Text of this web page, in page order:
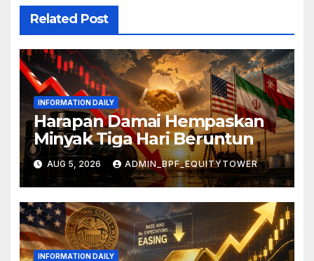
Related Post
INFORMATION DAILY
Harapan Damai Hempaskan
Minyak Tiga Hari Beruntun
AUG 5, 2026 ADMIN_BPF_EQUITYTOWER
INFORMATION DAILY